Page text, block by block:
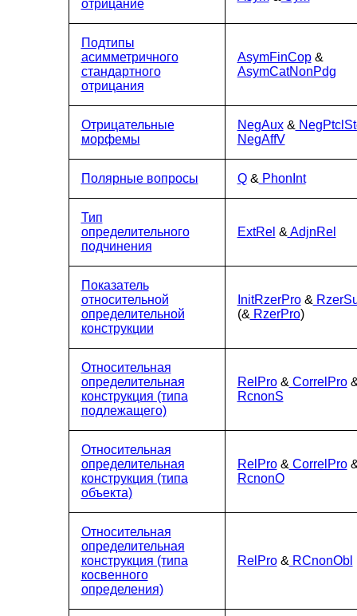
отрицание
Подтипы
асимметричного
стандартного
отрицания
AsymFinCop &
AsymCatNonPdg
Отрицательные
морфемы
NegAux &
NegAffV
Полярные вопросы Q & PhonInt
Тип
определительного
подчинения
ExtRel & AdjnRel
Показатель
относительной
определительной
конструкции
InitRzerPro &
(& RzerPro)
Относительная
определительная
конструкция (типа
подлежащего)
RelPro & CorrelPro
RcnonS
Относительная
определительная
конструкция (типа
объекта)
RelPro & CorrelPro
RcnonO
Относительная
определительная
конструкция (типа
косвенного
определения)
RelPro & RCnonObl